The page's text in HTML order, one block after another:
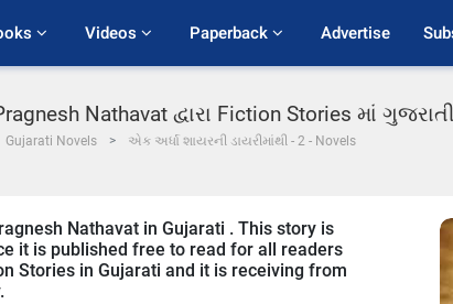
Videos Paperback Advertise
Nathavat દ્વારા Fiction Stories માં
Gujarati Novels એક અર્ધા શાયરની ડાયરીમાંથી - 2 - Novels
Nathavat in Gujarati . This story is
it is published free to read for all readers
Stories in Gujarati and it is receiving from